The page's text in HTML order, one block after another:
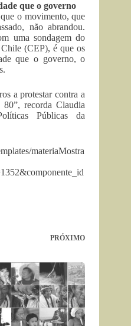
que o governo
o movimento, que
não abrandou.
uma sondagem do
(CEP), é que os
que o governo, o
a protestar contra a
recorda Claudia
Públicas da
materiaMostra
PRÓXIMO